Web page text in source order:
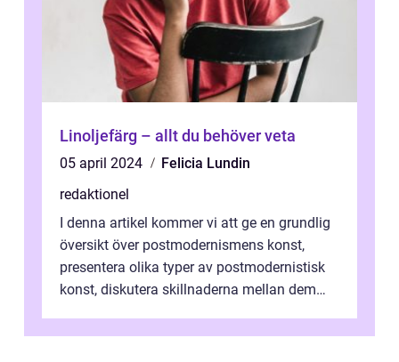
Linoljefärg – allt du behöver veta
05 april 2024
Felicia Lundin
redaktionel
I denna artikel kommer vi att ge en grundlig
översikt över postmodernismens konst,
presentera olika typer av postmodernistisk
konst, diskutera skillnaderna mellan dem